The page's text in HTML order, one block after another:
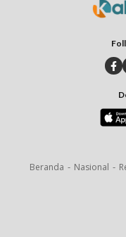
Beranda Nasional